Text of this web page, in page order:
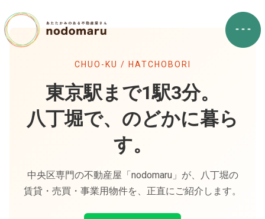
CHUO-KU / HATCHOBORI
東京駅まで1駅3分。
八丁堀で、のどかに暮ら
す。
中央区専門の不動産屋「nodomaru」が、八丁堀の
賃貸・売買・事業用物件を、正直にご紹介します。